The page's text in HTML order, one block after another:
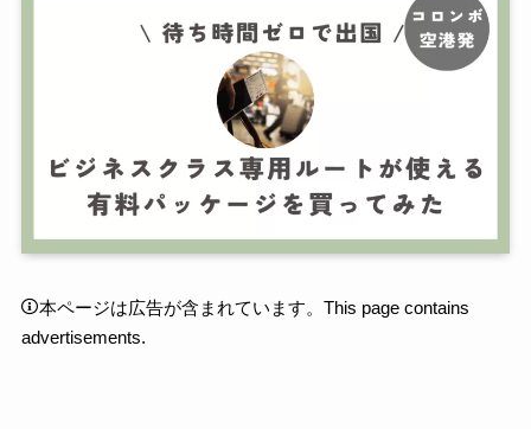
本ページは広告が含まれています。This page contains
advertisements.